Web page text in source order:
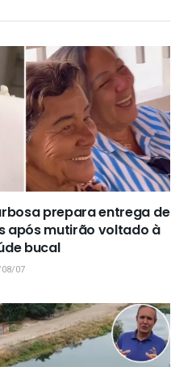
prepara entrega de
após mutirão voltado à
bucal
07